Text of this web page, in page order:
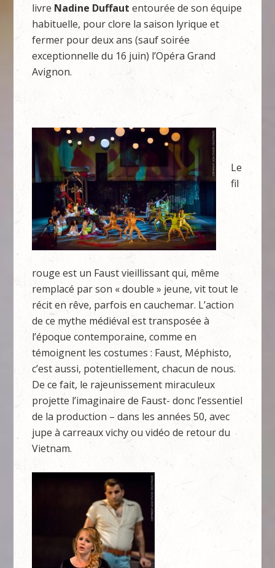
livre Nadine Duffaut entourée de son équipe
habituelle, pour clore la saison lyrique et
fermer pour deux ans (sauf soirée
exceptionnelle du 16 juin) l’Opéra Grand
Avignon.
Le
fil
rouge est un Faust vieillissant qui, même
remplacé par son « double » jeune, vit tout le
récit en rêve, parfois en cauchemar. L’action
de ce mythe médiéval est transposée à
l’époque contemporaine, comme en
témoignent les costumes : Faust, Méphisto,
c’est aussi, potentiellement, chacun de nous.
De ce fait, le rajeunissement miraculeux
projette l’imaginaire de Faust- donc l’essentiel
de la production – dans les années 50, avec
jupe à carreaux vichy ou vidéo de retour du
Vietnam.